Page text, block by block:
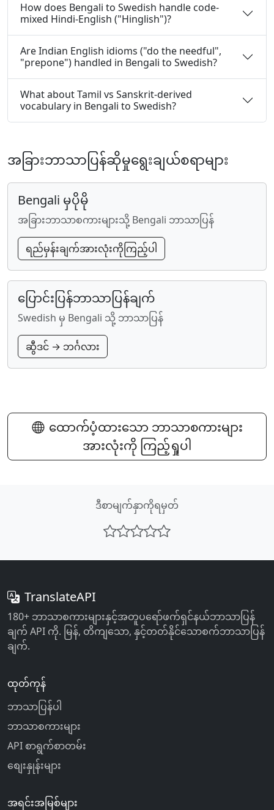
How does Bengali to Swedish handle code-
mixed Hindi-English ("Hinglish")?
Are Indian English idioms ("do the needful",
"prepone") handled in Bengali to Swedish?
What about Tamil vs Sanskrit-derived
vocabulary in Bengali to Swedish?
အခြားဘာသာပြန်ဆိုမှုရွေးချယ်စရာများ
Bengali မှပိုမို
အခြားဘာသာစကားများသို့ Bengali ဘာသာပြန်
ရည်မှန်းချက်အားလုံးကိုကြည့်ပါ
ပြောင်းပြန်ဘာသာပြန်ချက်
Swedish မှ Bengali သို့ ဘာသာပြန်
ဆွီဒင် → ဘင်္ဂလား
ထောက်ပံ့ထားသော ဘာသာစကားများ
အားလုံးကို ကြည့်ရှုပါ
ဒီစာမျက်နှာကိုရမှတ်
TranslateAPI
180+ ဘာသာစကားများနှင့်အတူပရော်ဖက်ရှင်နယ်ဘာသာပြန်
ချက် API ကို. မြန်, တိကျသော, နှင့်တတ်နိုင်သောစက်ဘာသာပြန်
ချက်.
ထုတ်ကုန်
ဘာသာပြန်ပါ
ဘာသာစကားများ
API စာရွက်စာတမ်း
စျေးနှုန်းများ
အရင်းအမြစ်များ